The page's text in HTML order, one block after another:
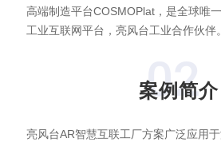
高端制造平台COSMOPlat，是全球唯
工业互联网平台，亮风台工业合作伙伴。
案例简介
02
亮风台AR智慧互联工厂方案广泛应用于